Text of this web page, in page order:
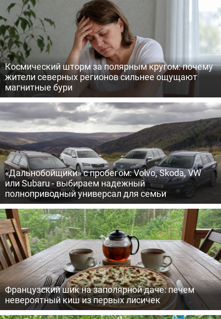
Космический шторм за полярным кругом: почему
жители северных регионов сильнее ощущают
магнитные бури
«Дальнобойщики» с пробегом: Volvo, Skoda, VW
или Subaru - выбираем надежный
полноприводный универсал для семьи
Французский шик на заполярной даче: печем
невероятный киш из первых лисичек